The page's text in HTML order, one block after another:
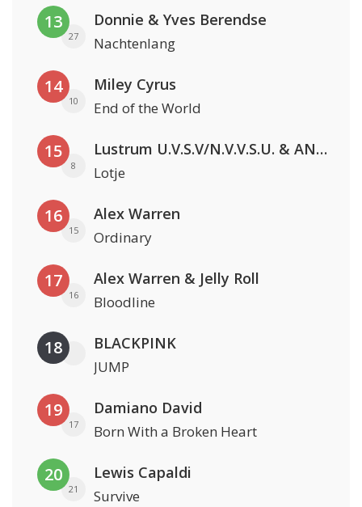
13
27
Donnie & Yves Berendse
Nachtenlang
14
10
Miley Cyrus
End of the World
15
8
Lustrum U.V.S.V/N.V.V.S.U. & ANNO ONS & Jopke van Dobbenburgh & Roeland Beelen
Lotje
16
15
Alex Warren
Ordinary
17
16
Alex Warren & Jelly Roll
Bloodline
18 BLACKPINK
JUMP
19
17
Damiano David
Born With a Broken Heart
20
21
Lewis Capaldi
Survive